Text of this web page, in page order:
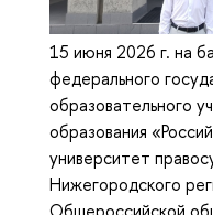
15 июня 2026 г. на
федерального
образовательного
образования
университет
Нижегородского